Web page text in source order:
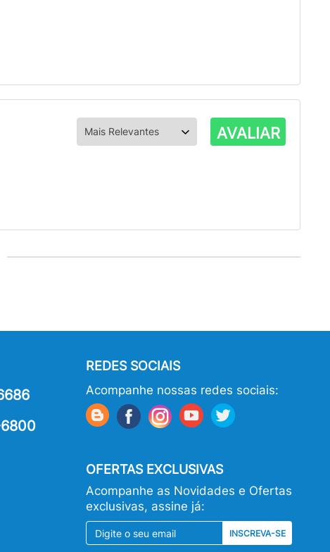
AVALIAR
REDES SOCIAIS
Acompanhe nossas redes sociais:
OFERTAS EXCLUSIVAS
Acompanhe as Novidades e Ofertas
exclusivas, assine já:
INSCREVA-SE